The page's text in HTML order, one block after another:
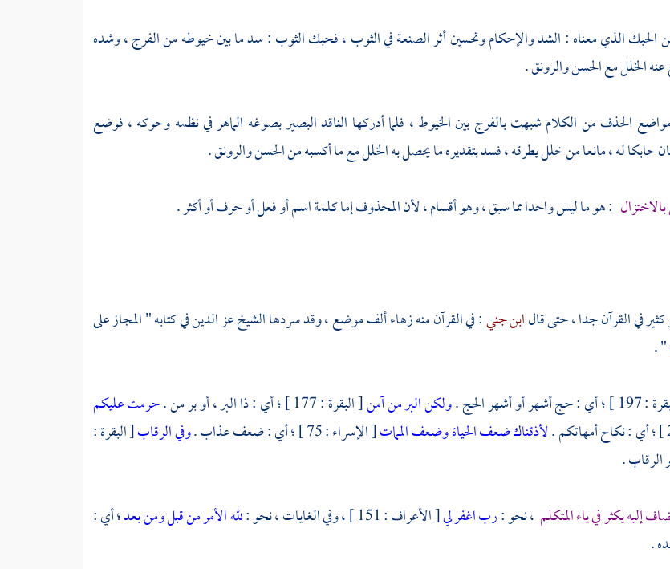
الحبك الذي معناه : الشد والإحكام وتحسين أثر الصنعة في الثوب ، فحبك الثوب : سد ما بين خيوطه من الفرج ، وشده
الخلل مع الحسن والرونق .
الحذف من الكلام شبهت بالفرج بين الخيوط ، فلما أدركها الناقد البصير بصوغه الماهر في نظمه وحوكه ، فوضع
له ، مانعا من خلل يطرقه ، فسد بتقديره ما يحصل به الخلل مع ما أكسبه من الحسن والرونق .
: هو ما ليس واحدا مما سبق ، وهو أقسام ، لأن المحذوف إما كلمة اسم أو فعل أو حرف أو أكثر .
في القرآن جدا ، حتى قالابن جني: في القرآن منه زهاء ألف موضع ، وقد سردها الشيخعز الدينفي كتابه " المجاز على
" .
أشهر أو أشهر الحج . ولكن البر من آمن[ البقرة : 177 ] ؛ أي : ذا البر ، أو بر من .
حرمت عليكم
لأذقناك ضعف الحياة وضعف الممات[ الإسراء : 75 ] ؛ أي : ضعف عذاب . وفي الرقاب[ البقرة :
إليه يكثر في ياء المتكلم ، نحو :رب اغفر لي[ الأعراف : 151 ] ، وفي الغايات ، نحو : لله الأمر من قبل ومن بعد؛ أي :
.